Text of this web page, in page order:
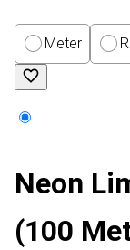
Meter
Neon
(100